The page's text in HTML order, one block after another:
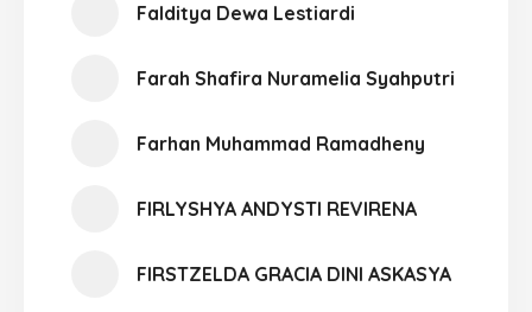
Falditya Dewa Lestiardi
Farah Shafira Nuramelia Syahputri
Farhan Muhammad Ramadheny
FIRLYSHYA ANDYSTI REVIRENA
FIRSTZELDA GRACIA DINI ASKASYA